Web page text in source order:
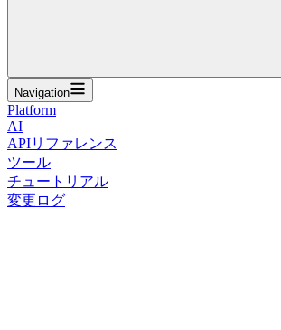
Navigation
Platform
AI
APIリファレンス
ツール
チュートリアル
変更ログ